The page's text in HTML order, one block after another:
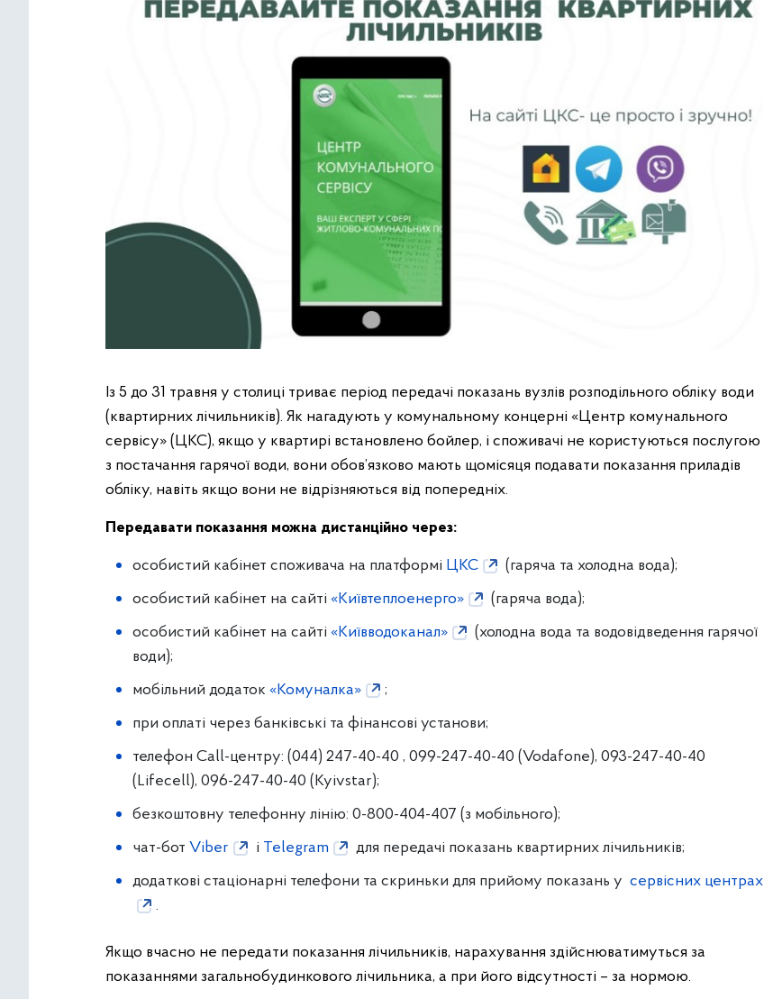
Із 5 до 31 травня у столиці триває період передачі показань вузлів розподільного обліку води
(квартирних лічильників). Як нагадують у комунальному концерні «Центр комунального
сервісу» (ЦКС), якщо у квартирі встановлено бойлер, і споживачі не користуються послугою
з постачання гарячої води, вони обов’язково мають щомісяця подавати показання приладів
обліку, навіть якщо вони не відрізняються від попередніх.
Передавати показання можна дистанційно через:
особистий кабінет споживача на платформі ЦКС
(гаряча та холодна вода);
особистий кабінет на сайті «Київтеплоенерго»
(гаряча вода);
особистий кабінет на сайті «Київводоканал»
(холодна вода та водовідведення гарячої
води);
мобільний додаток «Комуналка»
;
при оплаті через банківські та фінансові установи;
телефон Call-центру: (044) 247-40-40 , 099-247-40-40 (Vodafone), 093-247-40-40
(Lifecell), 096-247-40-40 (Kyivstar);
безкоштовну телефонну лінію: 0-800-404-407 (з мобільного);
чат-бот Viber і Telegram
для передачі показань квартирних лічильників;
додаткові стаціонарні телефони та скриньки для прийому показань у сервісних центрах
.
Якщо вчасно не передати показання лічильників, нарахування здійснюватимуться за
показаннями загальнобудинкового лічильника, а при його відсутності – за нормою.